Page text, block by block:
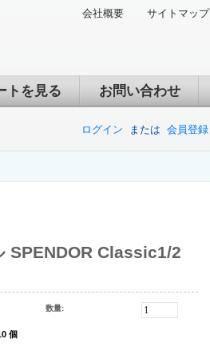
会社概要 サイトマップ
トを見る お問い合わせ
ログイン または 会員登録
SPENDOR Classic1/2
個
数量: